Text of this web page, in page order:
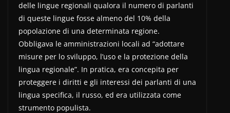
delle lingue regionali qualora il numero di parlanti
di queste lingue fosse almeno del 10% della
popolazione di una determinata regione.
Obbligava le amministrazioni locali ad “adottare
misure per lo sviluppo, l’uso e la protezione della
lingua regionale”. In pratica, era concepita per
proteggere i diritti e gli interessi dei parlanti di una
lingua specifica, il russo, ed era utilizzata come
strumento populista.